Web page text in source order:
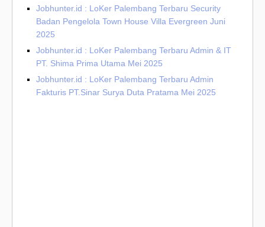
Jobhunter.id : LoKer Palembang Terbaru Security
Badan Pengelola Town House Villa Evergreen Juni
2025
Jobhunter.id : LoKer Palembang Terbaru Admin & IT
PT. Shima Prima Utama Mei 2025
Jobhunter.id : LoKer Palembang Terbaru Admin
Fakturis PT.Sinar Surya Duta Pratama Mei 2025